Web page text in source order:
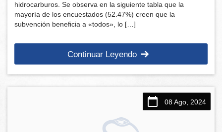
hidrocarburos. Se observa en la siguiente tabla que la
mayoría de los encuestados (52.47%) creen que la
subvención beneficia a «todos», lo […]
Continuar Leyendo
08 Ago, 2024